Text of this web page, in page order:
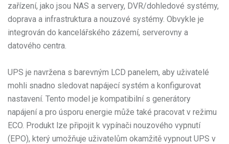
zařízení, jako jsou NAS a servery, DVR/dohledové systémy,
doprava a infrastruktura a nouzové systémy. Obvykle je
integrován do kancelářského zázemí, serverovny a
datového centra.
UPS je navržena s barevným LCD panelem, aby uživatelé
mohli snadno sledovat napájecí systém a konfigurovat
nastavení. Tento model je kompatibilní s generátory
napájení a pro úsporu energie může také pracovat v režimu
ECO. Produkt lze připojit k vypínači nouzového vypnutí
(EPO), který umožňuje uživatelům okamžitě vypnout UPS v